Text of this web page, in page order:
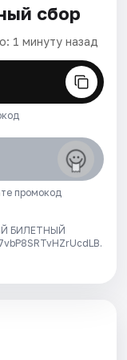
сбор
1 минуту назад
промокод
БИЛЕТНЫЙ